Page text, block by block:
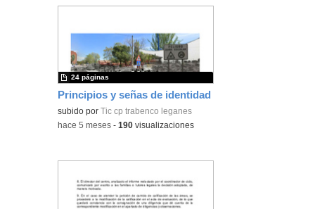
Principios y señas de identidad
subido porTic cp trabenco leganes
24 páginas
-hace 5 meses -190 visualizaciones